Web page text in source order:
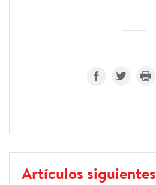
Artículos siguientes